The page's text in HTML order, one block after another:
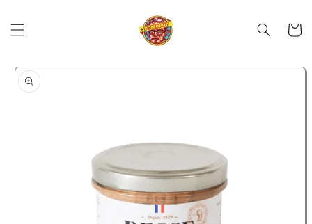
content
Cart
Skip to
product
information